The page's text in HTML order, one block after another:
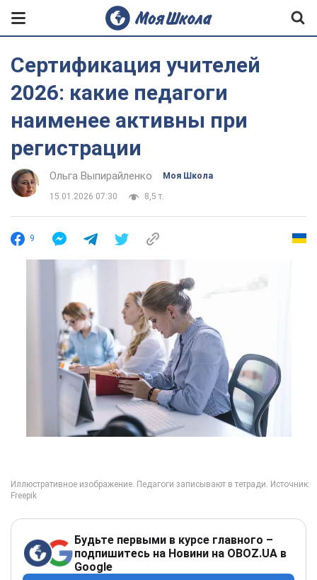
Сертификация учителей
2026: какие педагоги
наименее активны при
регистрации
Ольга Выпирайленко Моя Школа
15.01.2026 07:30 8,5 т.
9
Будьте первыми в курсе главного –
подпишитесь на Новини на OBOZ.UA в
Google